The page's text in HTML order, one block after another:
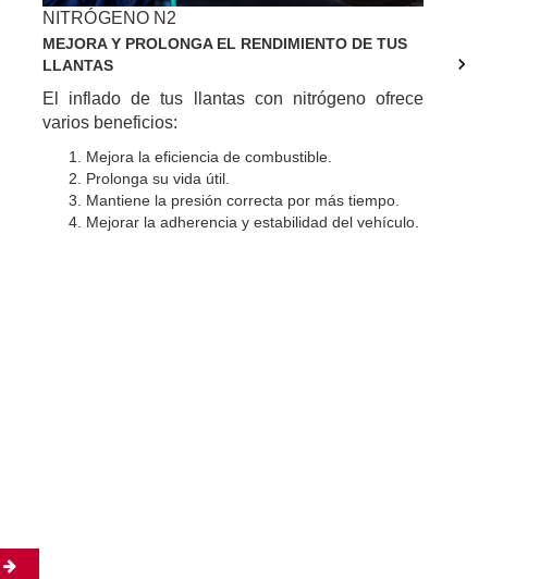
NITRÓGENO N2
MEJORA Y PROLONGA EL RENDIMIENTO DE TUS
LLANTAS
El inflado de tus llantas con nitrógeno ofrece
varios beneficios:
Mejora la eficiencia de combustible.
Prolonga su vida útil.
Mantiene la presión correcta por más tiempo.
Mejorar la adherencia y estabilidad del vehículo.